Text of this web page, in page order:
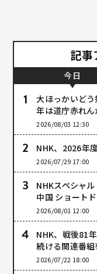
記事
今日
大ほっかいど
年は道庁赤れ
2026/08/03 12:30
NHK、2026年
2026/07/29 17:00
NHKスペシャ
中国 ショート
2026/08/01 12:00
NHK、戦後81
続ける関連番
2026/07/22 18:00